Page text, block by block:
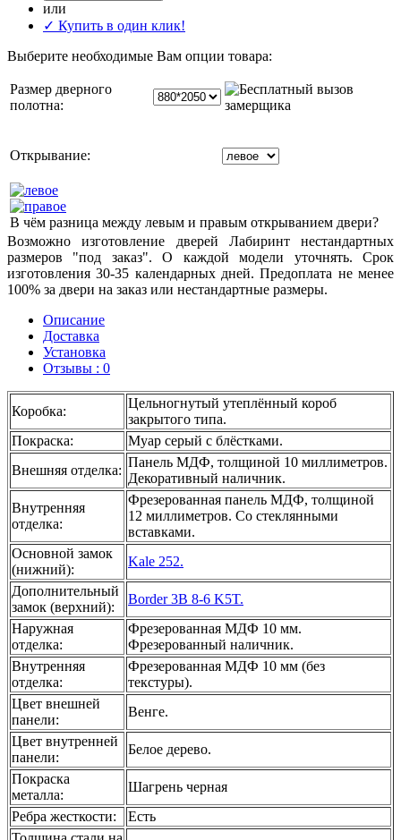
или
✓ Купить в один клик!
Выберите необходимые Вам опции товара:
Размер дверного
полотна:
Открывание:
В чём разница между левым и правым открыванием двери?
Возможно изготовление дверей Лабиринт нестандартных
размеров "под заказ". О каждой модели уточнять. Срок
изготовления 30-35 календарных дней. Предоплата не менее
100% за двери на заказ или нестандартные размеры.
Описание
Доставка
Установка
Отзывы : 0
Коробка:
Цельногнутый утеплённый короб
закрытого типа.
Покраска:
Муар серый с блёстками.
Внешняя отделка:
Панель МДФ, толщиной 10 миллиметров.
Декоративный наличник.
Внутренняя
отделка:
Фрезерованная панель МДФ, толщиной
12 миллиметров. Со стеклянными
вставками.
Основной замок
(нижний):
Kale 252.
Дополнительный
замок (верхний):
Border 3B 8-6 K5T.
Наружная
отделка:
Фрезерованная МДФ 10 мм.
Фрезерованный наличник.
Внутренняя
отделка:
Фрезерованная МДФ 10 мм (без
текстуры).
Цвет внешней
панели:
Венге.
Цвет внутренней
панели:
Белое дерево.
Покраска
металла:
Шагрень черная
Ребра жесткости:
Есть